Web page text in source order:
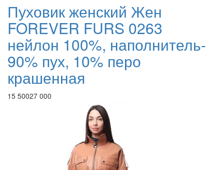
Пуховик женский Жен
FOREVER FURS 0263
нейлон 100%, наполнитель-
90% пух, 10% перо
крашенная
15 50027 000